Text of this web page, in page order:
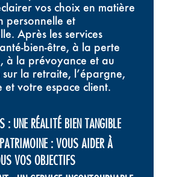
vos choix en matière
personnelle et
Après les services
bien-être, à la perte
à la prévoyance et au
la retraite, l’épargne,
et votre espace client.
: UNE RÉALITÉ BIEN TANGIBLE
: VOUS AIDER À
VOS OBJECTIFS